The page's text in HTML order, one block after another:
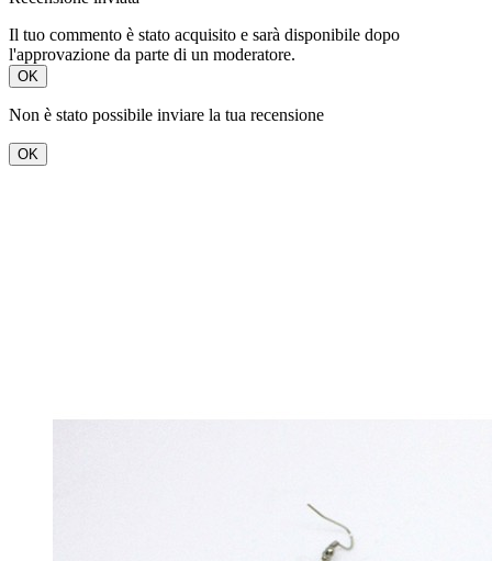
Il tuo commento è stato acquisito e sarà disponibile dopo
l'approvazione da parte di un moderatore.
OK
Non è stato possibile inviare la tua recensione
OK